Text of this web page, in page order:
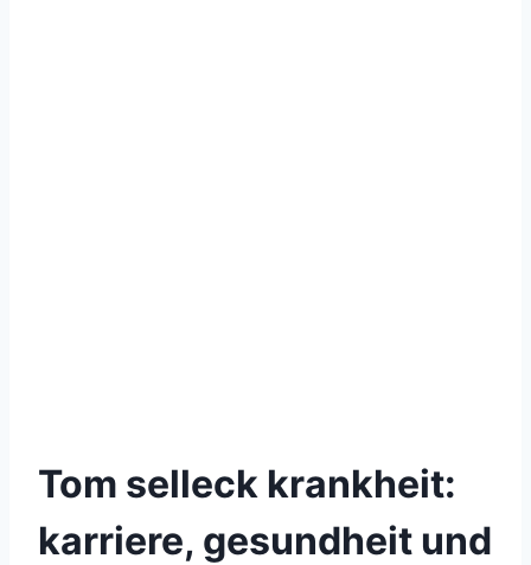
Tom selleck krankheit:
karriere, gesundheit und